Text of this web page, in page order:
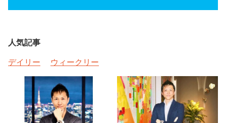
人気記事
デイリー
ウィークリー